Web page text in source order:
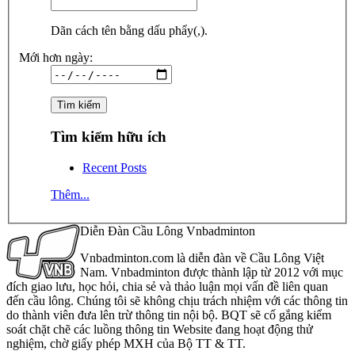
Dãn cách tên bằng dấu phẩy(,).
Mới hơn ngày:
Tìm kiếm hữu ích
Recent Posts
Thêm...
Diễn Đàn Cầu Lông Vnbadminton
Vnbadminton.com là diễn đàn về Cầu Lông Việt
Nam. Vnbadminton được thành lập từ 2012 với mục
đích giao lưu, học hỏi, chia sẻ và thảo luận mọi vấn đề liên quan
đến cầu lông. Chúng tôi sẽ không chịu trách nhiệm với các thông tin
do thành viên đưa lên trừ thông tin nội bộ. BQT sẽ cố gắng kiểm
soát chặt chẽ các luồng thông tin Website đang hoạt động thử
nghiệm, chờ giấy phép MXH của Bộ TT & TT.